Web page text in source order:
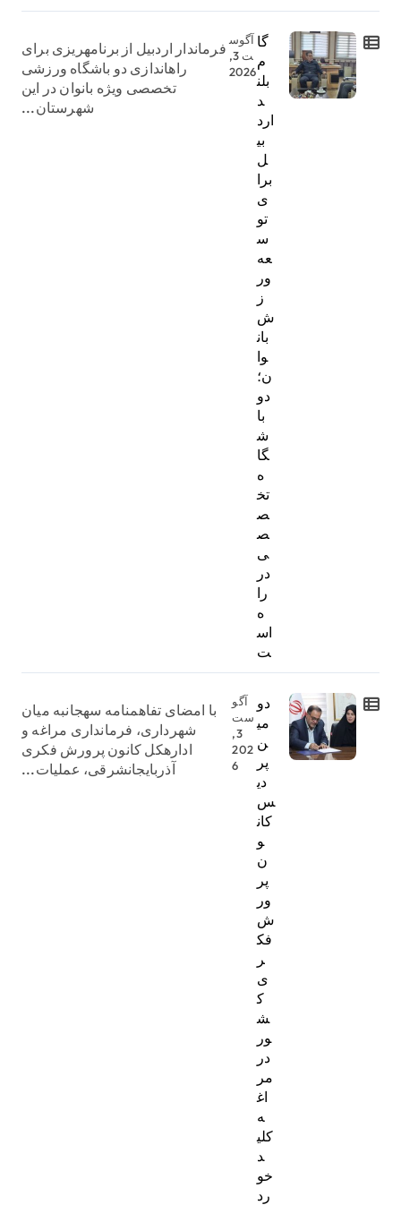
گا
م
بلن
د
ارد
بی
ل
برا
ی
تو
س
عه
ور
ز
ش
بان
وا
ن؛
دو
با
ش
گا
ه
تخ
ص
ص
ی
در
را
ه
اس
ت
آگوس
ت 3,
2026
فرماندار اردبیل از برنامهریزی برای
راهاندازی دو باشگاه ورزشی
تخصصی ویژه بانوان در این
شهرستان...
دو
می
ن
پر
دی
س
کان
و
ن
پر
ور
ش
فک
ر
ی
ک
ش
ور
در
مر
اغ
ه
کلی
د
خو
رد
آگو
ست
3,
202
6
با امضای تفاهمنامه سهجانبه میان
شهرداری، فرمانداری مراغه و
ادارهکل کانون پرورش فکری
آذربایجانشرقی، عملیات...